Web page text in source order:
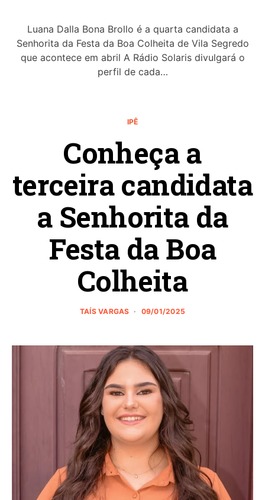
Luana Dalla Bona Brollo é a quarta candidata a
Senhorita da Festa da Boa Colheita de Vila Segredo
que acontece em abril A Rádio Solaris divulgará o
perfil de cada…
IPÊ
Conheça a
terceira candidata
a Senhorita da
Festa da Boa
Colheita
TAÍS VARGAS 09/01/2025